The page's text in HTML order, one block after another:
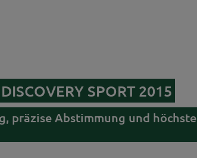
SPORT 2015
präzise Abstimmung und höchste